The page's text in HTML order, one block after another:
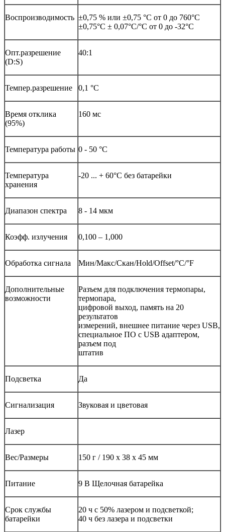
Воспроизводимость ±0,75 % или ±0,75 °C от 0 до 760°C
±0,75°С ± 0,07°С/°С от 0 до -32°С
Опт.разрешение
(D:S)
40:1
Темпер.разрешение 0,1 °C
Время отклика
(95%)
160 мс
Температура работы 0 - 50 °C
Температура
хранения
-20 ... + 60°C без батарейки
Диапазон спектра 8 - 14 мкм
Коэфф. излучения 0,100 – 1,000
Обработка сигнала Мин/Макс/Скан/Hold/Offset/°C/°F
Дополнительные
возможности
Разъем для подключения термопары,
термопара,
цифровой выход, память на 20
результатов
измерений, внешнее питание через USB,
специальное ПО c USB адаптером,
разъем под
штатив
Подсветка Да
Сигнализация Звуковая и цветовая
Лазер
Вес/Размеры 150 г / 190 x 38 x 45 мм
Питание 9 В Щелочная батарейка
Срок службы
батарейки
20 ч с 50% лазером и подсветкой;
40 ч без лазера и подсветки